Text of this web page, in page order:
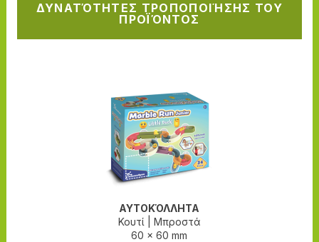
ΔΥΝΑΤΌΤΗΤΕΣ ΤΡΟΠΟΠΟΙΉΣΗΣ ΤΟΥ
ΠΡΟΪΌΝΤΟΣ
ΑΥΤΟΚΌΛΛΗΤΑ
Κουτί
Μπροστά
60 x 60 mm